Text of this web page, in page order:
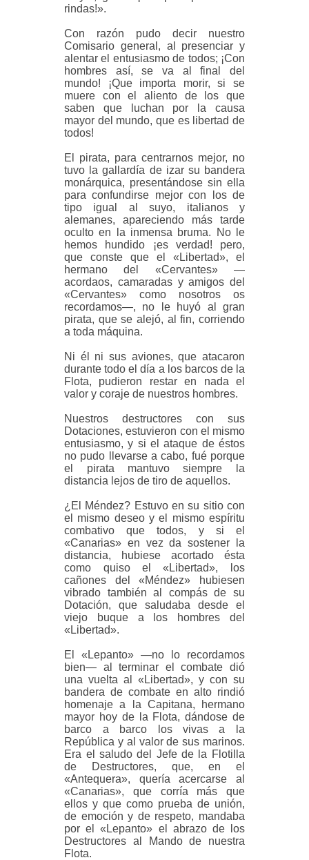
rindas!».
Con razón pudo decir nuestro
Comisario general, al presenciar y
alentar el entusiasmo de todos; ¡Con
hombres así, se va al final del
mundo! ¡Que importa morir, si se
muere con el aliento de los que
saben que luchan por la causa
mayor del mundo, que es libertad de
todos!
El pirata, para centrarnos mejor, no
tuvo la gallardía de izar su bandera
monárquica, presentándose sin ella
para confundirse mejor con los de
tipo igual al suyo, italianos y
alemanes, apareciendo más tarde
oculto en la inmensa bruma. No le
hemos hundido ¡es verdad! pero,
que conste que el «Libertad», el
hermano del «Cervantes» —
acordaos, camaradas y amigos del
«Cervantes» como nosotros os
recordamos—, no le huyó al gran
pirata, que se alejó, al fin, corriendo
a toda máquina.
Ni él ni sus aviones, que atacaron
durante todo el día a los barcos de la
Flota, pudieron restar en nada el
valor y coraje de nuestros hombres.
Nuestros destructores con sus
Dotaciones, estuvieron con el mismo
entusiasmo, y si el ataque de éstos
no pudo llevarse a cabo, fué porque
el pirata mantuvo siempre la
distancia lejos de tiro de aquellos.
¿El Méndez? Estuvo en su sitio con
el mismo deseo y el mismo espíritu
combativo que todos, y si el
«Canarias» en vez da sostener la
distancia, hubiese acortado ésta
como quiso el «Libertad», los
cañones del «Méndez» hubiesen
vibrado también al compás de su
Dotación, que saludaba desde el
viejo buque a los hombres del
«Libertad».
El «Lepanto» —no lo recordamos
bien— al terminar el combate dió
una vuelta al «Libertad», y con su
bandera de combate en alto rindió
homenaje a la Capitana, hermano
mayor hoy de la Flota, dándose de
barco a barco los vivas a la
República y al valor de sus marinos.
Era el saludo del Jefe de la Flotilla
de Destructores, que, en el
«Antequera», quería acercarse al
«Canarias», que corría más que
ellos y que como prueba de unión,
de emoción y de respeto, mandaba
por el «Lepanto» el abrazo de los
Destructores al Mando de nuestra
Flota.